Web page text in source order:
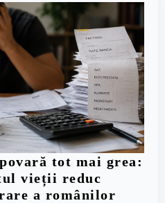
tot mai grea:
vieții reduc
a românilor